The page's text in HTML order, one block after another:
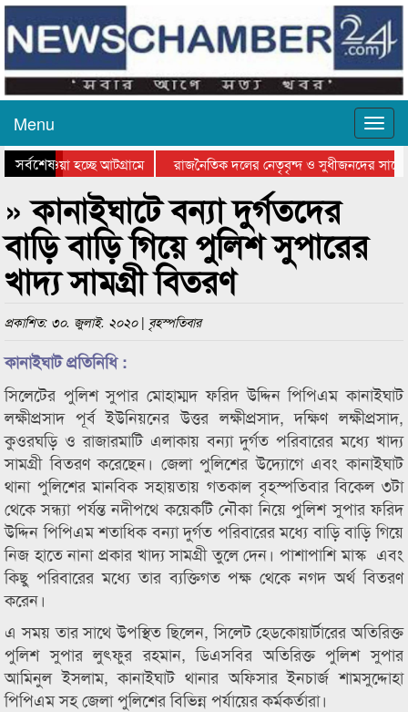
Menu
সর্বশেষ
যাওয়া হচ্ছে আটগ্রামে
রাজনৈতিক দলের নেতৃবৃন্দ ও সুধীজনদের সাথে
পুরস্কার বিতরণ সম্পন্ন
সিলেটে বাংলাদেশ গ্রুপ থিয়েটার
» কানাইঘাটে বন্যা দুর্গতদের
বাড়ি বাড়ি গিয়ে পুলিশ সুপারের
খাদ্য সামগ্রী বিতরণ
প্রকাশিত: ৩০. জুলাই. ২০২০ | বৃহস্পতিবার
কানাইঘাট প্রতিনিধি :
সিলেটের পুলিশ সুপার মোহাম্মদ ফরিদ উদ্দিন পিপিএম কানাইঘাট
লক্ষীপ্রসাদ পূর্ব ইউনিয়নের উত্তর লক্ষীপ্রসাদ, দক্ষিণ লক্ষীপ্রসাদ,
কুওরঘড়ি ও রাজারমাটি এলাকায় বন্যা দুর্গত পরিবারের মধ্যে খাদ্য
সামগ্রী বিতরণ করেছেন। জেলা পুলিশের উদ্যোগে এবং কানাইঘাট
থানা পুলিশের মানবিক সহায়তায় গতকাল বৃহস্পতিবার বিকেল ৩টা
থেকে সন্ধ্যা পর্যন্ত নদীপথে কয়েকটি নৌকা নিয়ে পুলিশ সুপার ফরিদ
উদ্দিন পিপিএম শতাধিক বন্যা দুর্গত পরিবারের মধ্যে বাড়ি বাড়ি গিয়ে
নিজ হাতে নানা প্রকার খাদ্য সামগ্রী তুলে দেন। পাশাপাশি মাস্ক এবং
কিছু পরিবারের মধ্যে তার ব্যক্তিগত পক্ষ থেকে নগদ অর্থ বিতরণ
করেন।
এ সময় তার সাথে উপস্থিত ছিলেন, সিলেট হেডকোয়ার্টারের অতিরিক্ত
পুলিশ সুপার লুৎফুর রহমান, ডিএসবির অতিরিক্ত পুলিশ সুপার
আমিনুল ইসলাম, কানাইঘাট থানার অফিসার ইনচার্জ শামসুদ্দোহা
পিপিএম সহ জেলা পুলিশের বিভিন্ন পর্যায়ের কর্মকর্তারা।